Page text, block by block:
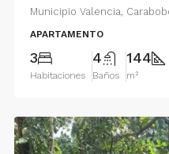
Municipio Valencia,
APARTAMENTO
3
Habitaciones
4
Baños
144
m²